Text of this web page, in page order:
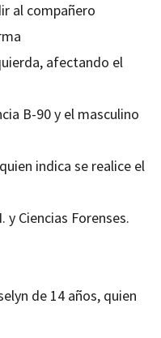
al compañero
afectando el
B-90 y el masculino
indica se realice el
Ciencias Forenses.
de 14 años, quien